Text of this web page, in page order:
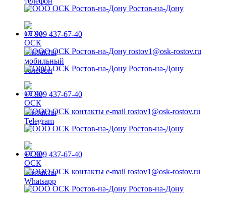
Ростов-на-Дону
+7 909 437-67-40
rostov1@osk-rostov.ru
Ростов-на-Дону
+7 909 437-67-40
rostov1@osk-rostov.ru
Ростов-на-Дону
+7 909 437-67-40
rostov1@osk-rostov.ru
Ростов-на-Дону